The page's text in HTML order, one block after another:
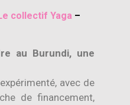
collectif Yaga –
au Burundi, une
avec de
de financement,